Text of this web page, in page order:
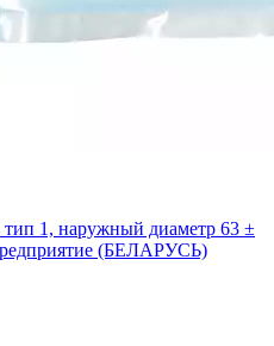
1, наружный диаметр 63 ±
(БЕЛАРУСЬ)